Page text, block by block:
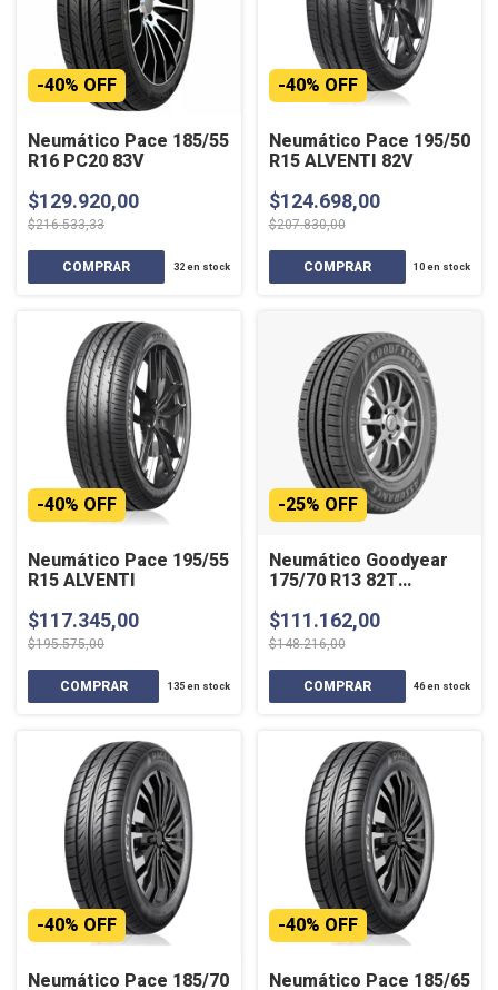
Neumático Pace 185/55
R16 PC20 83V
-40% OFF
$129.920,00
$216.533,33
32en stock
Neumático Pace 195/50
R15 ALVENTI 82V
-40% OFF
$124.698,00
$207.830,00
10 en stock
Neumático Pace 195/55
R15 ALVENTI
-40% OFF
$117.345,00
$195.575,00
135en stock
Neumático Goodyear
175/70 R13 82T
-25% OFF
$111.162,00
$148.216,00
46en stock
Neumático Pace 185/70
-40% OFF
Neumático Pace 185/65
-40% OFF